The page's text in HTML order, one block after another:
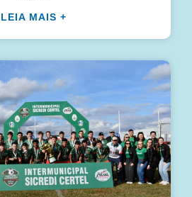
LEIA MAIS +